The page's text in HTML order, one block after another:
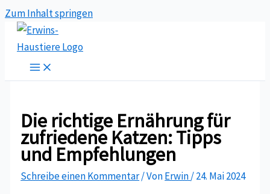
Zum Inhalt springen
Die richtige Ernährung für
zufriedene Katzen: Tipps
und Empfehlungen
Schreibe einen Kommentar/ VonErwin/24. Mai 2024